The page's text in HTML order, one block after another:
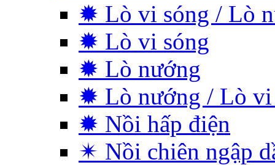
✹ Lò vi sóng / Lò
✹ Lò vi sóng
✹ Lò nướng
✹ Lò nướng / Lò vi
✹ Nồi hấp điện
✴ Nồi chiên ngập